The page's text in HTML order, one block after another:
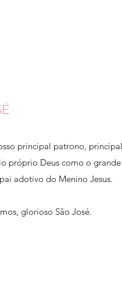
principal patrono,
próprio Deus como o
adotivo do Menino Jesus.
glorioso São José.